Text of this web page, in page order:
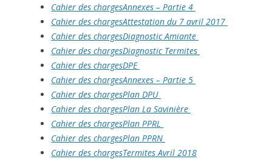
Cahier des chargesAnnexes – Partie 4
Cahier des chargesAttestation du 7 avril 2017
Cahier des chargesDiagnostic Amiante
Cahier des chargesDiagnostic Termites
Cahier des chargesDPE
Cahier des chargesAnnexes – Partie 5
Cahier des chargesPlan DPU
Cahier des chargesPlan La Savinière
Cahier des chargesPlan PPRL
Cahier des chargesPlan PPRN
Cahier des chargesTermites Avril 2018